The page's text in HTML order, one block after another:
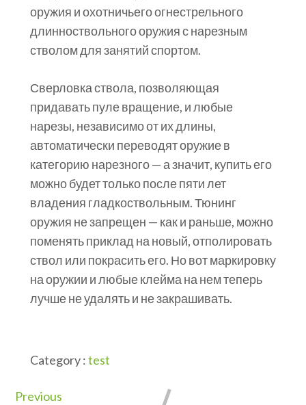
оружия и охотничьего огнестрельного
длинноствольного оружия с нарезным
стволом для занятий спортом.
Сверловка ствола, позволяющая
придавать пуле вращение, и любые
нарезы, независимо от их длины,
автоматически переводят оружие в
категорию нарезного — а значит, купить его
можно будет только после пяти лет
владения гладкоствольным. Тюнинг
оружия не запрещен — как и раньше, можно
поменять приклад на новый, отполировать
ствол или покрасить его. Но вот маркировку
на оружии и любые клейма на нем теперь
лучше не удалять и не закрашивать.
Category :test
Previous